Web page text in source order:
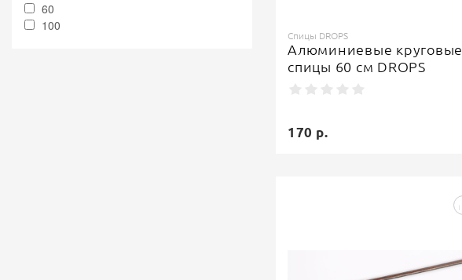
60
100
Спицы DROPS
Алюминиевые круговые
спицы 60 см DROPS
170 р.